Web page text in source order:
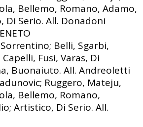
Bellemo, Romano, Adamo,
Di Serio. All. Donadoni
Sorrentino; Belli, Sgarbi,
Fusi, Varas, Di
Buonaiuto. All. Andreoletti
Ruggero, Mateju,
Bellemo, Romano,
Artistico, Di Serio. All.